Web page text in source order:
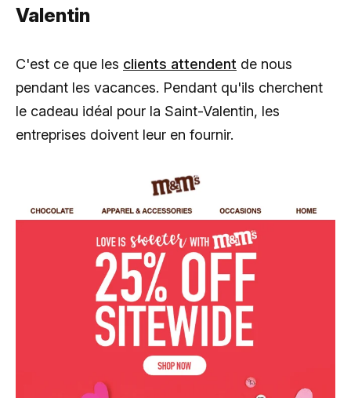
Valentin
C'est ce que les clients attendent de nous
pendant les vacances. Pendant qu'ils cherchent
le cadeau idéal pour la Saint-Valentin, les
entreprises doivent leur en fournir.